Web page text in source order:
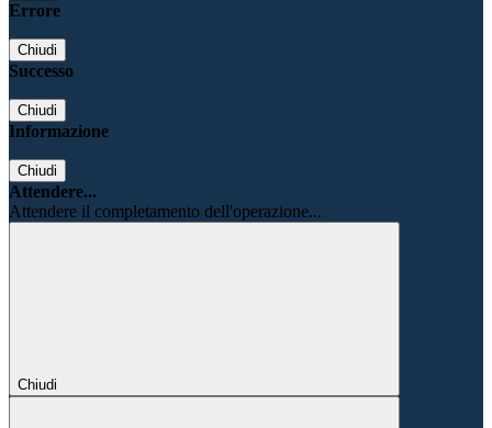
Errore
Chiudi
Successo
Chiudi
Informazione
Chiudi
Attendere...
Attendere il completamento dell'operazione...
Chiudi